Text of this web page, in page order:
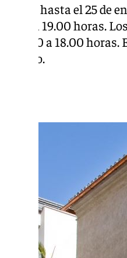
hasta el 25 de
16.00 a 19.00 horas.
de 15.00 a 18.00
enero.